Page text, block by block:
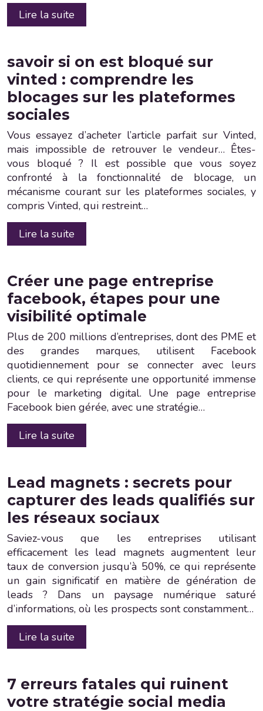
Lire la suite
savoir si on est bloqué sur
vinted : comprendre les
blocages sur les plateformes
sociales
Vous essayez d’acheter l’article parfait sur Vinted,
mais impossible de retrouver le vendeur… Êtes-
vous bloqué ? Il est possible que vous soyez
confronté à la fonctionnalité de blocage, un
mécanisme courant sur les plateformes sociales, y
compris Vinted, qui restreint…
Lire la suite
Créer une page entreprise
facebook, étapes pour une
visibilité optimale
Plus de 200 millions d’entreprises, dont des PME et
des grandes marques, utilisent Facebook
quotidiennement pour se connecter avec leurs
clients, ce qui représente une opportunité immense
pour le marketing digital. Une page entreprise
Facebook bien gérée, avec une stratégie…
Lire la suite
Lead magnets : secrets pour
capturer des leads qualifiés sur
les réseaux sociaux
Saviez-vous que les entreprises utilisant
efficacement les lead magnets augmentent leur
taux de conversion jusqu’à 50%, ce qui représente
un gain significatif en matière de génération de
leads ? Dans un paysage numérique saturé
d’informations, où les prospects sont constamment…
Lire la suite
7 erreurs fatales qui ruinent
votre stratégie social media